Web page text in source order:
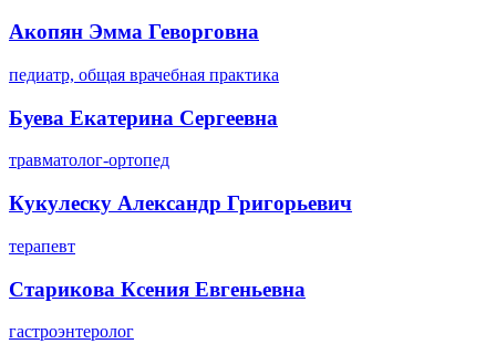
Акопян Эмма Геворговна
педиатр, общая врачебная практика
Буева Екатерина Сергеевна
травматолог-ортопед
Кукулеску Александр Григорьевич
терапевт
Старикова Ксения Евгеньевна
гастроэнтеролог